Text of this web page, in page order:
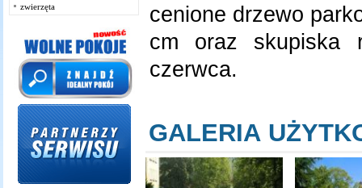
zwierzęta
cenione drzewo
cm oraz skupiska
czerwca.
GALERIA